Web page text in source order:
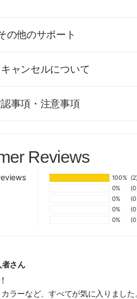
の他のサポート
ャンセルについて
事項・注意事項
Reviews
100% (2)
0%
0%
0%
0%
さん
ラーなど、すべてが気に入りました